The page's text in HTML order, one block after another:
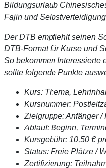
Bildungsurlaub
Fajin und Selbstverteidigung
Der DTB empfiehlt seinen
DTB-Format für Kurse und
So bekommen Interessierte
sollte folgende Punkte
Kurs: Thema,
Kursnummer:
Zielgruppe: Anfänger /
Ablauf: Beginn,
Kursgebühr: 10,50 €
Status: Freie Plätze /
Zertifizierung: